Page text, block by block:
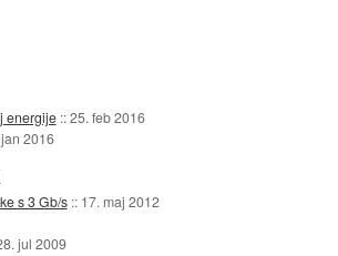
energije ::25. feb 2016
2016
s 3 Gb/s :: 17. maj 2012
jul 2009